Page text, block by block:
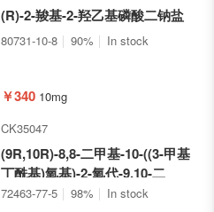
(R)-2-羧基-2-羟乙基磷酸二钠盐
80731-10-8 90% In stock
￥340 10mg
CK35047
(9R,10R)-8,8-二甲基-10-((3-甲基
丁酰基)氧基)-2-氧代-9,10-二
氢-2H,8H-吡喃并[2,3-f]苯并吡
72463-77-5 98% In stock